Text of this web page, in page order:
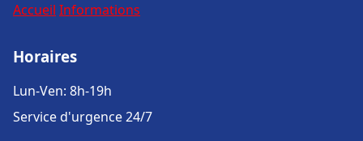
Accueil Informations
Horaires
Lun-Ven: 8h-19h
Service d'urgence 24/7